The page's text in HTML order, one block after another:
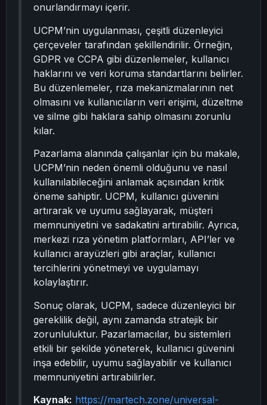
onurlandırmayı içerir.
UCPM’nin uygulanması, çeşitli düzenleyici
çerçeveler tarafından şekillendirilir. Örneğin,
GDPR ve CCPA gibi düzenlemeler, kullanıcı
haklarını ve veri koruma standartlarını belirler.
Bu düzenlemeler, rıza mekanizmalarının net
olmasını ve kullanıcıların veri erişimi, düzeltme
ve silme gibi haklara sahip olmasını zorunlu
kılar.
Pazarlama alanında çalışanlar için bu makale,
UCPM’nin neden önemli olduğunu ve nasıl
kullanılabileceğini anlamak açısından kritik
öneme sahiptir. UCPM, kullanıcı güvenini
artırarak ve uyumu sağlayarak, müşteri
memnuniyetini ve sadakatini artırabilir. Ayrıca,
merkezi rıza yönetim platformları, API’ler ve
kullanıcı arayüzleri gibi araçlar, kullanıcı
tercihlerini yönetmeyi ve uygulamayı
kolaylaştırır.
Sonuç olarak, UCPM, sadece düzenleyici bir
gereklilik değil, aynı zamanda stratejik bir
zorunluluktur. Pazarlamacılar, bu sistemleri
etkili bir şekilde yöneterek, kullanıcı güvenini
inşa edebilir, uyumu sağlayabilir ve kullanıcı
memnuniyetini artırabilirler.
Kaynak: https://martech.zone/universal-